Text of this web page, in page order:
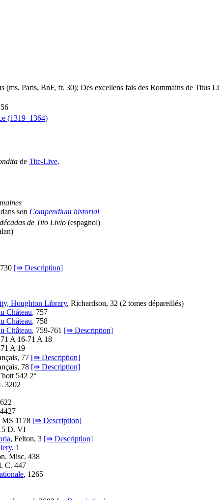
(ms. Paris, BnF, fr. 30); Des excellens fais des Rommains de Titus
(1319–1364)
de Tite-Live.
dans son Compendium historial
de Tito Livio (espagnol)
[⇛ Description]
Houghton Library, Richardson, 32 (2 tomes dépareillés)
Château, 757
Château, 758
Château, 759-761 [⇛ Description]
A 16-71 A 18
A 19
77 [⇛ Description]
78 [⇛ Description]
542 2°
3202
MS 1178 [⇛ Description]
D. VI
, Felton, 3 [⇛ Description]
, 1
Misc. 438
C. 447
, 1265